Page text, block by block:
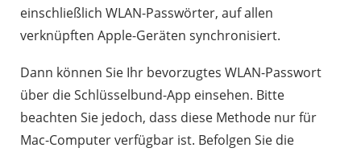
einschließlich WLAN-Passwörter, auf allen
verknüpften Apple-Geräten synchronisiert.
Dann können Sie Ihr bevorzugtes WLAN-Passwort
über die Schlüsselbund-App einsehen. Bitte
beachten Sie jedoch, dass diese Methode nur für
Mac-Computer verfügbar ist. Befolgen Sie die